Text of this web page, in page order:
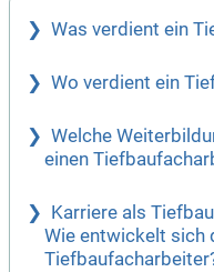
Was verdient ein
Wo verdient ein
Welche
einen
Karriere als
Wie entwickelt sich